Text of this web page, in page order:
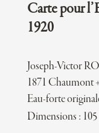
Carte pour
1920
Joseph-Victor
1871 Chaumont
Eau-forte
Dimensions :